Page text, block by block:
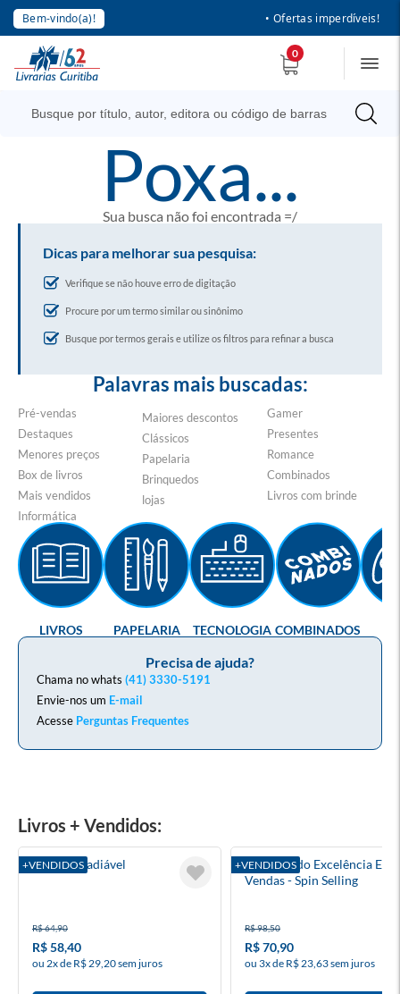
Bem-vindo(a)! • Ofertas imperdíveis!
0
poxa...
Sua busca não foi encontrada =/
Dicas para melhorar sua pesquisa:
Verifique se não houve erro de digitação
Procure por um termo similar ou sinônimo
Busque por termos gerais e utilize os filtros para refinar a busca
Palavras mais buscadas:
Pré-vendas
Destaques
Menores preços
Box de livros
Mais vendidos
Informática
Maiores descontos
Clássicos
Papelaria
Brinquedos
lojas
Gamer
Presentes
Romance
Combinados
Livros com brinde
Precisa de ajuda?
Chama no whats (41) 3330-5191
Envie-nos um E-mail
Acesse Perguntas Frequentes
LIVROS PAPELARIA TECNOLOGIA COMBINADOS
Livros + Vendidos:
+VENDIDOS
Amar É Inadiável
R$ 64,90
R$ 58,40
ou 2x de R$ 29,20 sem juros
+VENDIDOS
Alcançando Excelência Em
Vendas - Spin Selling
R$ 98,50
R$ 70,90
ou 3x de R$ 23,63 sem juros